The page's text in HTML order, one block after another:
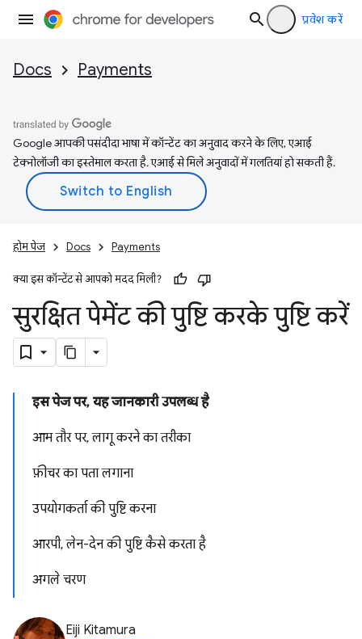
प्रवेश करें
Docs Payments
Google आपकी पसंदीदा भाषा में कॉन्टेंट का अनुवाद करने के लिए, एआई
टेक्नोलॉजी का इस्तेमाल करता है. एआई से मिले अनुवादों में गलतियां हो सकती हैं.
होम पेज Docs Payments
क्या इस कॉन्टेंट से आपको मदद मिली?
सुरक्षित पेमेंट की पुष्टि करके पुष्टि करें
इस पेज पर, यह जानकारी उपलब्ध है
आम तौर पर, लागू करने का तरीका
फ़ीचर का पता लगाना
उपयोगकर्ता की पुष्टि करना
आरपी, लेन-देन की पुष्टि कैसे करता है
अगले चरण
Eiji Kitamura